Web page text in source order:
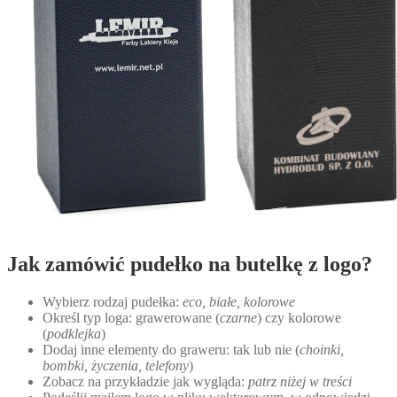
Jak zamówić pudełko na butelkę z logo?
Wybierz rodzaj pudełka: eco, białe, kolorowe
Określ typ loga: grawerowane (czarne) czy kolorowe
(podklejka)
Dodaj inne elementy do graweru: tak lub nie (choinki,
bombki, życzenia, telefony)
Zobacz na przykładzie jak wygląda: patrz niżej w treści